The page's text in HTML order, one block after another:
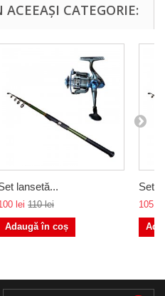
CATEGORIE:
lansetă...
lei 110 lei
Adaugă în coș
Set
105 lei